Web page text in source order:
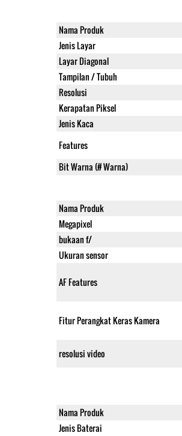
Nama Produk
Jenis Layar
Layar Diagonal
Tampilan / Tubuh
Resolusi
Kerapatan Piksel
Jenis Kaca
Features
Bit Warna (# Warna)
Nama Produk
Megapixel
bukaan f/
Ukuran sensor
AF Features
Fitur Perangkat Keras Kamera
resolusi video
Nama Produk
Jenis Baterai